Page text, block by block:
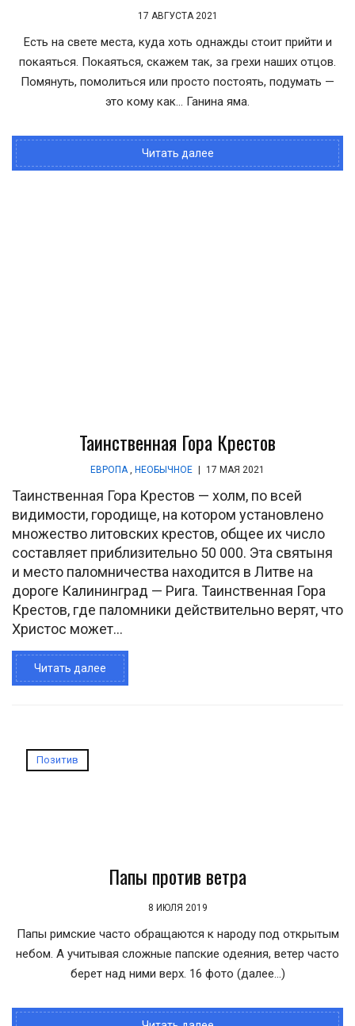
17 АВГУСТА 2021
Есть на свете места, куда хоть однажды стоит прийти и
покаяться. Покаяться, скажем так, за грехи наших отцов.
Помянуть, помолиться или просто постоять, подумать —
это кому как... Ганина яма.
Читать далее
Таинственная Гора Крестов
ЕВРОПА НЕОБЫЧНОЕ | 17 МАЯ 2021
Таинственная Гора Крестов — холм, по всей
видимости, городище, на котором установлено
множество литовских крестов, общее их число
составляет приблизительно 50 000. Эта святыня
и место паломничества находится в Литве на
дороге Калининград — Рига. Таинственная Гора
Крестов, где паломники действительно верят, что
Христос может...
Читать далее
Позитив
Папы против ветра
8 ИЮЛЯ 2019
Папы римские часто обращаются к народу под открытым
небом. А учитывая сложные папские одеяния, ветер часто
берет над ними верх. 16 фото (далее…)